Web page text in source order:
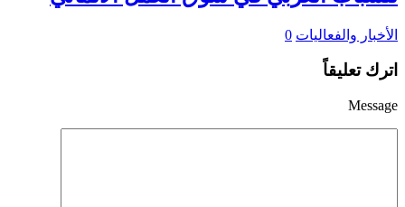
الأخبار والفعاليات 0
اترك تعليقاً
Message